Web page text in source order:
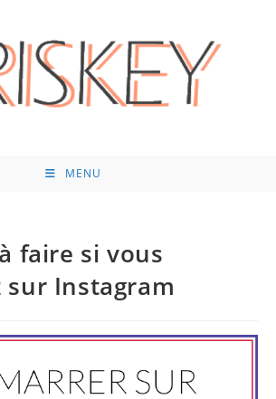
MENU
faire si vous
sur Instagram